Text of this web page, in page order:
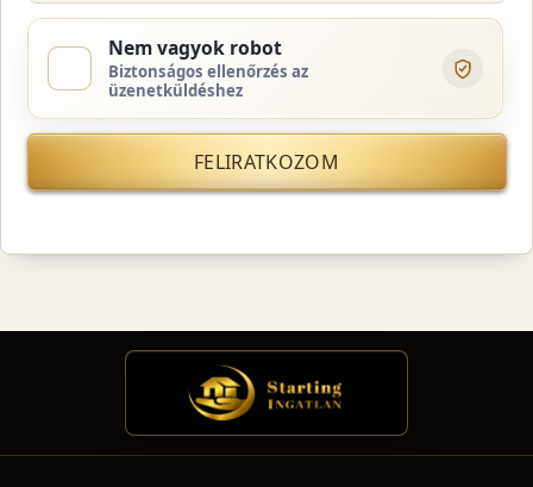
Nem vagyok robot
Biztonságos ellenőrzés az
üzenetküldéshez
FELIRATKOZOM